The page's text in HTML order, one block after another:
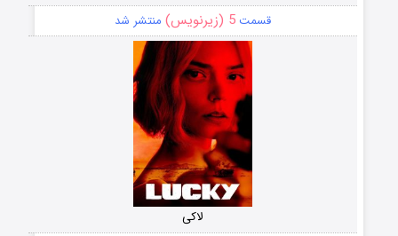
قسمت5 (زیرنویس) منتشر شد
لاکی